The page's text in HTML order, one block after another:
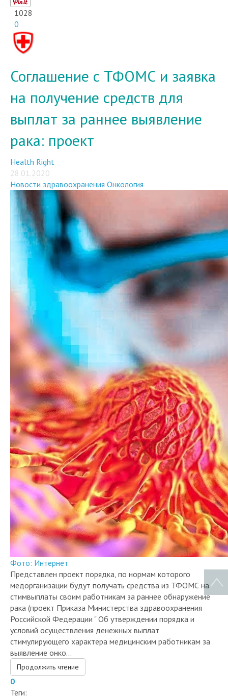
1028
0
Соглашение с ТФОМС и заявка
на получение средств для
выплат за раннее выявление
рака: проект
Health Right
28.01.2020
Новости здравоохранения Онкология
Фото: Интернет
Представлен проект порядка, по нормам которого
медорганизации будут получать средства из ТФОМС на
стимвыплаты своим работникам за раннее обнаружение
рака (проект Приказа Министерства здравоохранения
Российской Федерации " Об утверждении порядка и
условий осуществления денежных выплат
стимулирующего характера медицинским работникам за
выявление онко...
Продолжить чтение
0
Теги: